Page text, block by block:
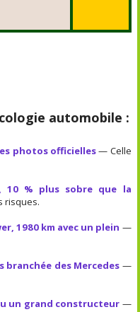
automobile :
photos officielles— Celle
10 % plus sobre que la
risques.
1980 km avec un plein —
branchée des Mercedes —
un grand constructeur —